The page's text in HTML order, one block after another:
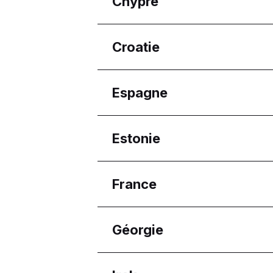
Burgas
Pleven
Régions
Ammochostos
Lemesos
Croatie
Régions
Osječko-baranjska
Espagne
Régions
Aragón
Estonie
Régions
Harju maakond
France
Régions
Nouvelle-Aquitaine
Géorgie